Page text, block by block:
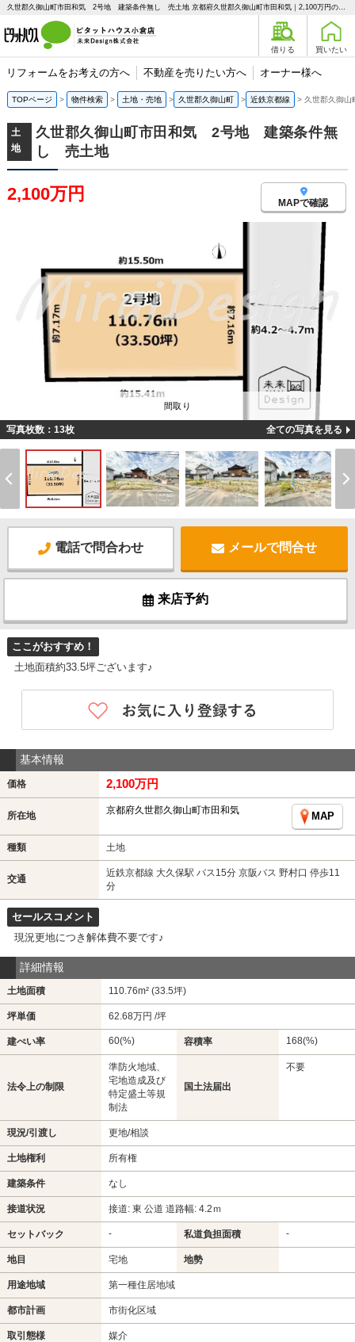
久世郡久御山町市田和気 2号地 建築条件無し 売土地 京都府久世郡久御山町市田和気｜2,100万円の土地｜ピタットハウス小倉店 未来Design株式会社
借りる 買いたい
リフォームをお考えの方へ 不動産を売りたい方へ オーナー様へ
TOPページ 物件検索 土地・売地 久世郡久御山町 近鉄京都線 久世郡久御
土
地
久世郡久御山町市田和気 2号地 建築条件無
し 売土地
2,100万円 MAPで確認
間取り
写真枚数：13枚 全ての写真を見る
電話で問合わせ メールで問合せ
来店予約
ここがおすすめ！
土地面積約33.5坪ございます♪
基本情報
価格 2,100万円
所在地 京都府久世郡久御山町市田和気
MAP
種類 土地
交通
近鉄京都線 大久保駅 バス15分 京阪バス 野村口 停歩11
分
セールスコメント
現況更地につき解体費不要です♪
詳細情報
土地面積 110.76m² (33.5坪)
坪単価 62.68万円 /坪
建ぺい率 60(%) 容積率 168(%)
法令上の制限
準防火地域、
宅地造成及び
特定盛土等規
制法
国土法届出
不要
現況/引渡し 更地/相談
土地権利 所有権
建築条件 なし
接道状況 接道: 東 公道 道路幅: 4.2ｍ
セットバック - 私道負担面積 -
地目 宅地 地勢
用途地域 第一種住居地域
都市計画 市街化区域
取引態様 媒介